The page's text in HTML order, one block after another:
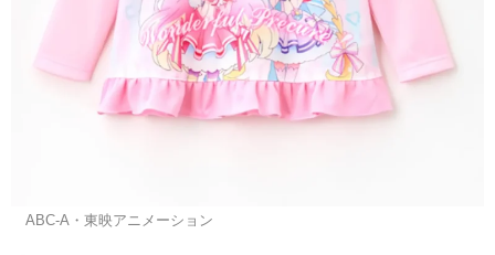
©ABC-A・東映アニメーション